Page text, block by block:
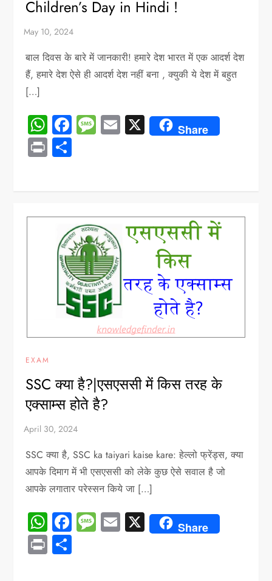
Children’s Day in Hindi !
बाल दिवस के बारे में जानकारी! हमारे देश भारत में एक आदर्श देश
हैं, हमारे देश ऐसे ही आदर्श देश नहीं बना , क्युकी ये देश में बहुत
[…]
WhatsApp
Facebook
Message
Email
X Share
Print
EXAM
SSC क्या है?|एसएससी में किस तरह के
एक्साम्स होते है?
SSC क्या है, SSC ka taiyari kaise kare: हेल्लो फ्रेंड्स, क्या
आपके दिमाग में भी एसएससी को लेके कुछ ऐसे सवाल है जो
आपके लगातार परेस्सन किये जा […]
WhatsApp
Facebook
Message
Email
X Share
Print